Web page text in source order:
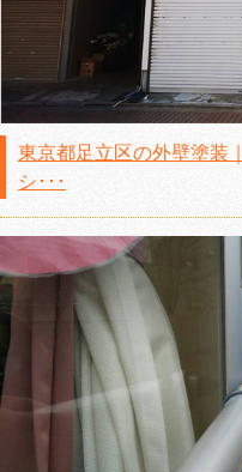
東京都足立区の外壁塗装
シ･･･